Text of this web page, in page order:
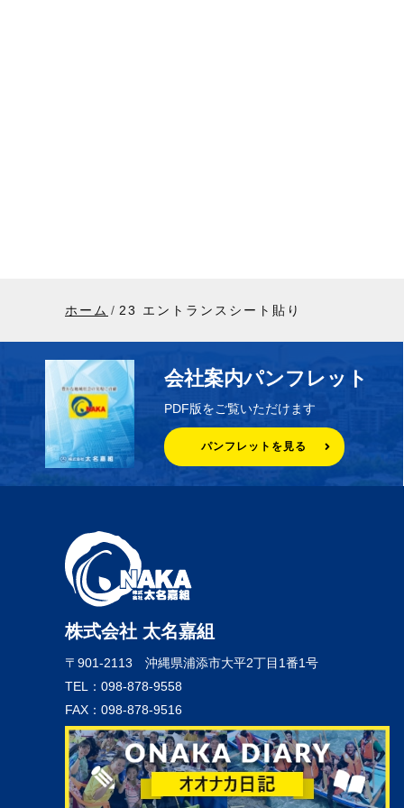
ホーム 23 エントランスシート貼り
会社案内パンフレット
PDF版をご覧いただけます
パンフレットを見る
株式会社 太名嘉組
〒901-2113 沖縄県浦添市大平2丁目1番1号
TEL：098-878-9558
FAX：098-878-9516